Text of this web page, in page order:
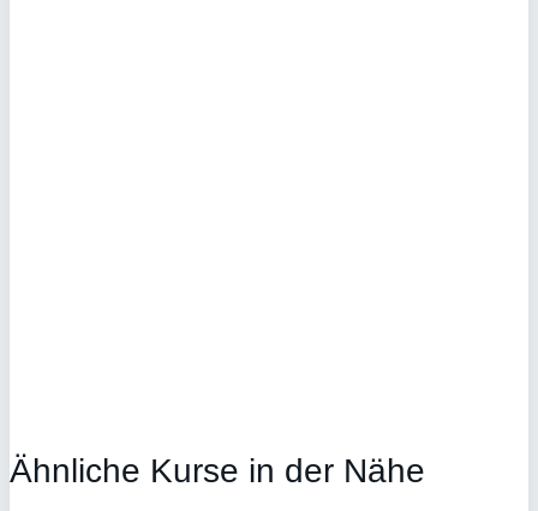
Ähnliche Kurse in der Nähe